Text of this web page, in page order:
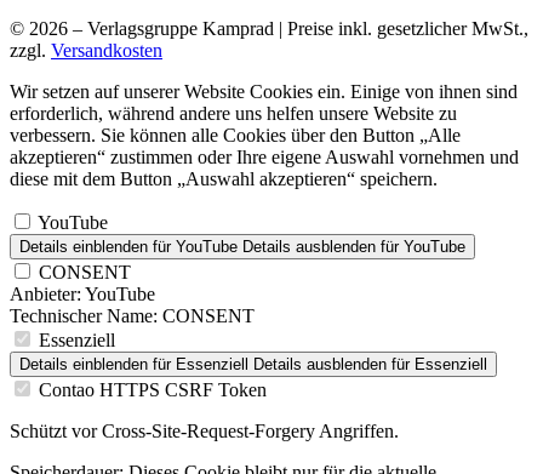
© 2026 – Verlagsgruppe Kamprad | Preise inkl. gesetzlicher MwSt.,
zzgl. Versandkosten
Wir setzen auf unserer Website Cookies ein. Einige von ihnen sind
erforderlich, während andere uns helfen unsere Website zu
verbessern. Sie können alle Cookies über den Button „Alle
akzeptieren“ zustimmen oder Ihre eigene Auswahl vornehmen und
diese mit dem Button „Auswahl akzeptieren“ speichern.
YouTube
Details einblenden für YouTube Details ausblenden für YouTube
CONSENT
Anbieter: YouTube
Technischer Name: CONSENT
Essenziell
Details einblenden für Essenziell Details ausblenden für Essenziell
Contao HTTPS CSRF Token
Schützt vor Cross-Site-Request-Forgery Angriffen.